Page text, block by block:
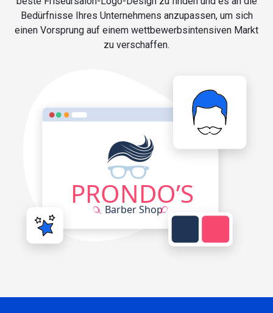
Bedürfnisse Ihres Unternehmens anzupassen, um sich
einen Vorsprung auf einem wettbewerbsintensiven Markt
zu verschaffen.